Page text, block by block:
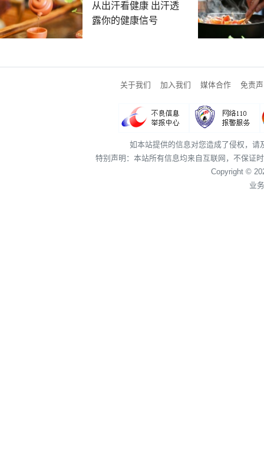
从出汗看健康 出汗透
露你的健康信号
关于我们 加入我们 媒体合作 免责
如本站提供的信息对您造成了侵权，
特别声明：本站所有信息均来自互联网，不保证
Copyright ©
业